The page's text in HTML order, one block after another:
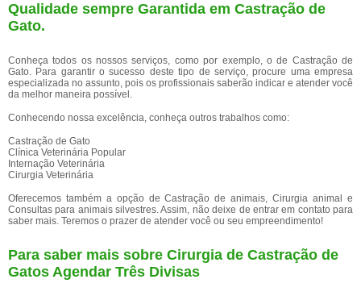
Qualidade sempre Garantida em Castração de
Gato.
Conheça todos os nossos serviços, como por exemplo, o de Castração de
Gato. Para garantir o sucesso deste tipo de serviço, procure uma empresa
especializada no assunto, pois os profissionais saberão indicar e atender você
da melhor maneira possível.
Conhecendo nossa excelência, conheça outros trabalhos como:
Castração de Gato
Clínica Veterinária Popular
Internação Veterinária
Cirurgia Veterinária
Oferecemos também a opção de Castração de animais, Cirurgia animal e
Consultas para animais silvestres. Assim, não deixe de entrar em contato para
saber mais. Teremos o prazer de atender você ou seu empreendimento!
Para saber mais sobre Cirurgia de Castração de
Gatos Agendar Três Divisas